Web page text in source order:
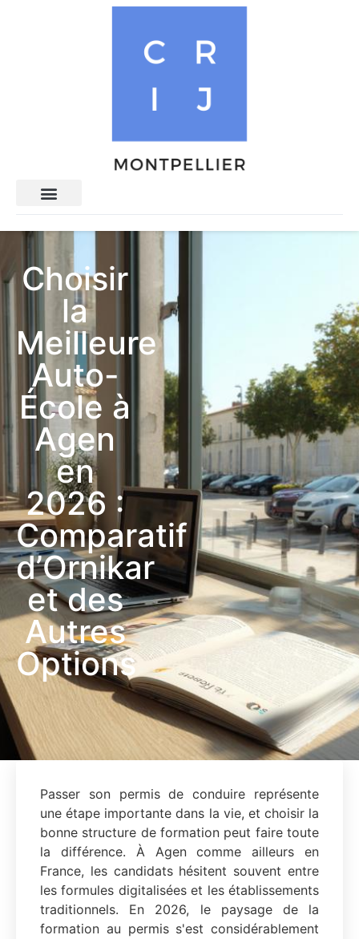
Choisir
la
Meilleure
Auto-
École à
Agen
en
2026 :
Comparatif
d’Ornikar
et des
Autres
Options
Passer son permis de conduire représente
une étape importante dans la vie, et choisir la
bonne structure de formation peut faire toute
la différence. À Agen comme ailleurs en
France, les candidats hésitent souvent entre
les formules digitalisées et les établissements
traditionnels. En 2026, le paysage de la
formation au permis s'est considérablement